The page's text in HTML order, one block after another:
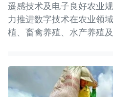
遥感技术及电子良好农业
力推进数字技术在农业领
植、畜禽养殖、水产养殖